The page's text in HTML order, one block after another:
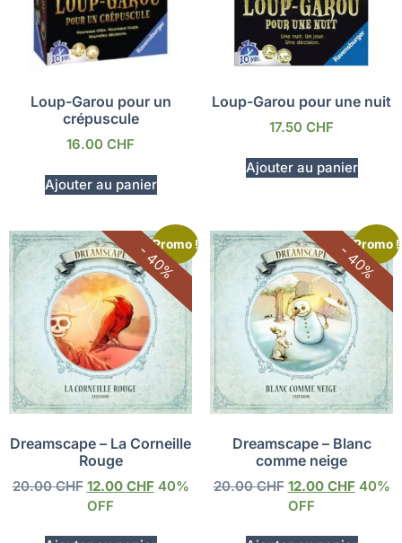
Loup-Garou pour un
crépuscule
16.00 CHF
Ajouter au panier
Loup-Garou pour une nuit
17.50 CHF
Ajouter au panier
Promo !
- 40%
Dreamscape – La Corneille
Rouge
20.00CHF 12.00 CHF 40%
OFF
Promo !
- 40%
Dreamscape – Blanc
comme neige
20.00CHF 12.00 CHF 40%
OFF